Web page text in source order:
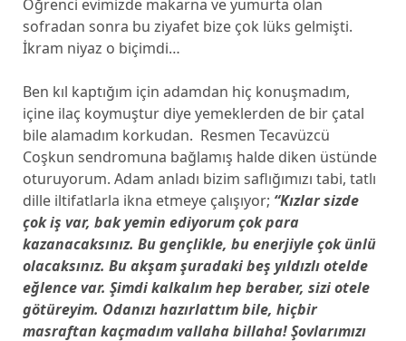
Öğrenci evimizde makarna ve yumurta olan
sofradan sonra bu ziyafet bize çok lüks gelmişti.
İkram niyaz o biçimdi…
Ben kıl kaptığım için adamdan hiç konuşmadım,
içine ilaç koymuştur diye yemeklerden de bir çatal
bile alamadım korkudan. Resmen Tecavüzcü
Coşkun sendromuna bağlamış halde diken üstünde
oturuyorum. Adam anladı bizim saflığımızı tabi, tatlı
dille iltifatlarla ikna etmeye çalışıyor; “Kızlar sizde
çok iş var, bak yemin ediyorum çok para
kazanacaksınız. Bu gençlikle, bu enerjiyle çok ünlü
olacaksınız. Bu akşam şuradaki beş yıldızlı otelde
eğlence var. Şimdi kalkalım hep beraber, sizi otele
götüreyim. Odanızı hazırlattım bile, hiçbir
masraftan kaçmadım vallaha billaha! Şovlarımızı